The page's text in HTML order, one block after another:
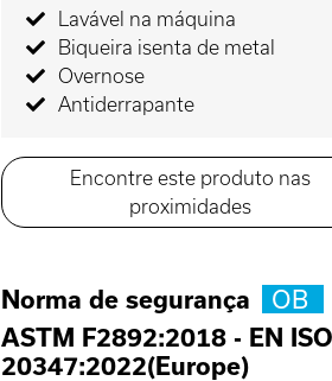
Lavável na máquina
Biqueira isenta de metal
Overnose
Antiderrapante
Encontre este produto nas
proximidades
Norma de segurança OB
ASTM F2892:2018 - EN ISO
20347:2022(Europe)